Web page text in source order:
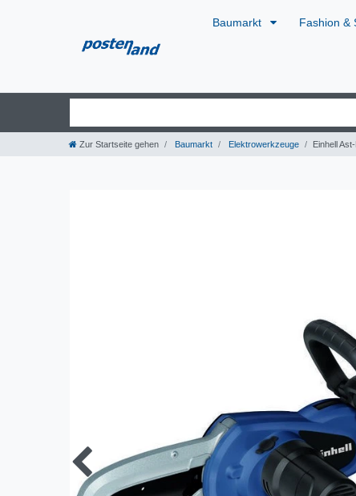
Baumarkt Fashion &
Zur Startseite gehen Baumarkt Elektrowerkzeuge Einhell